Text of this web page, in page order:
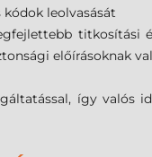
leolvasását
előírásoknak
így